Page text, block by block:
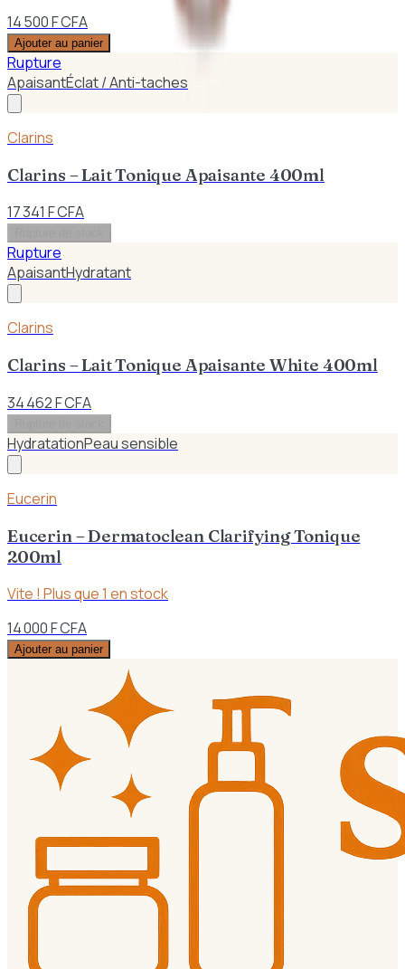
14 500 F CFA
Ajouter au panier
Rupture
ApaisantÉclat / Anti-taches
Clarins
Clarins – Lait Tonique Apaisante 400ml
17 341 F CFA
Rupture
ApaisantHydratant
Clarins
Clarins – Lait Tonique Apaisante White 400ml
34 462 F CFA
HydratationPeau sensible
Eucerin
Eucerin – Dermatoclean Clarifying Tonique
200ml
Vite ! Plus que1 en stock
14 000 F CFA
Ajouter au panier